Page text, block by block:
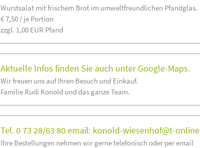
Wurstsalat mit frischem Brot im umweltfreundlichen Pfandglas.
€ 7,50 / je Portion
zzgl. 1,00 EUR Pfand
Aktuelle Infos finden Sie auch unter Google-Maps.
Wir freuen uns auf Ihren Besuch und Einkauf.
Familie Rudi Konold und das ganze Team.
Tel. 0 73 28/63 80 email: konold-wiesenhof@t-online
Ihre Bestellungen nehmen wir gerne telefonisch oder per email